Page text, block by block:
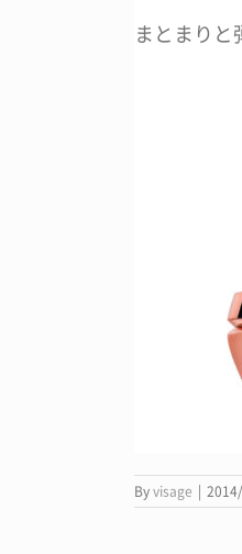
まとまりと
By visage